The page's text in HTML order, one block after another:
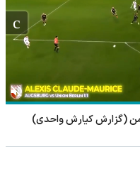
(گزارش کیارش واحدی)